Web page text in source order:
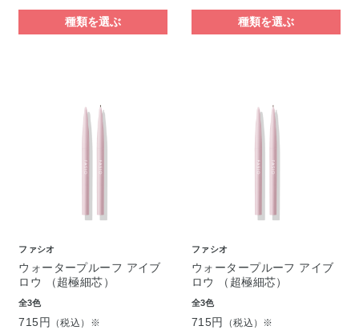
種類を選ぶ 種類を選ぶ
ファシオ
ウォータープルーフ アイブ
ロウ （超極細芯）
全3色
715円 （税込）※
ファシオ
ウォータープルーフ アイブ
ロウ （超極細芯）
全3色
715円 （税込）※